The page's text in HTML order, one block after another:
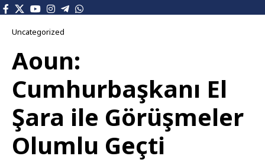
Uncategorized
Aoun:
Cumhurbaşkanı El
Şara ile Görüşmeler
Olumlu Geçti